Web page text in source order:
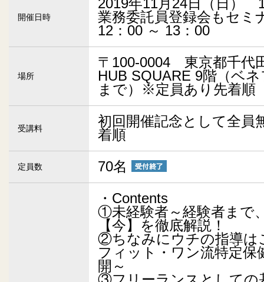
開催日時
2019年11月24日（日
業務委託員登録会もセ
12：00 ～ 13：00
場所
〒100-0004 東京都千代
HUB SQUARE 9階（ベ
まで）※定員あり先着順
受講料
初回開催記念として全
着順
定員数 70名
・Contents
①未経験者～経験者まで
【今】を徹底解説！
②ちなみにウチの指導は
フィット・ワン流特定保
開～